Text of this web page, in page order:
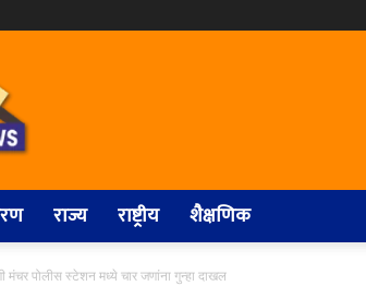
राज्य राष्ट्रीय शैक्षणिक
मंचर पोलीस स्टेशन मध्ये चार जणांना गुन्हा दाखल